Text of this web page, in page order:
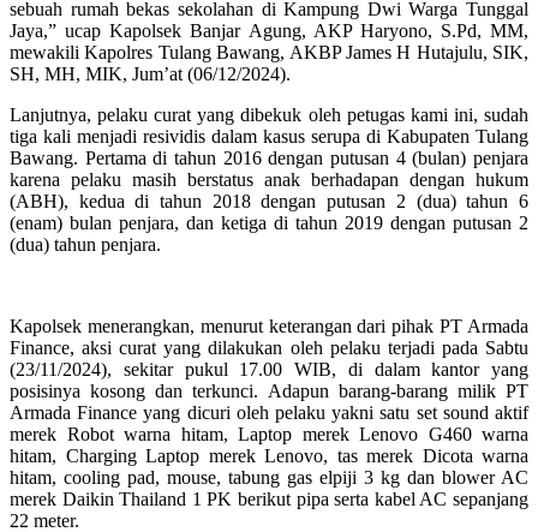
sebuah rumah bekas sekolahan di Kampung Dwi Warga Tunggal
Jaya,” ucap Kapolsek Banjar Agung, AKP Haryono, S.Pd, MM,
mewakili Kapolres Tulang Bawang, AKBP James H Hutajulu, SIK,
SH, MH, MIK, Jum’at (06/12/2024).
Lanjutnya, pelaku curat yang dibekuk oleh petugas kami ini, sudah
tiga kali menjadi resividis dalam kasus serupa di Kabupaten Tulang
Bawang. Pertama di tahun 2016 dengan putusan 4 (bulan) penjara
karena pelaku masih berstatus anak berhadapan dengan hukum
(ABH), kedua di tahun 2018 dengan putusan 2 (dua) tahun 6
(enam) bulan penjara, dan ketiga di tahun 2019 dengan putusan 2
(dua) tahun penjara.
Kapolsek menerangkan, menurut keterangan dari pihak PT Armada
Finance, aksi curat yang dilakukan oleh pelaku terjadi pada Sabtu
(23/11/2024), sekitar pukul 17.00 WIB, di dalam kantor yang
posisinya kosong dan terkunci. Adapun barang-barang milik PT
Armada Finance yang dicuri oleh pelaku yakni satu set sound aktif
merek Robot warna hitam, Laptop merek Lenovo G460 warna
hitam, Charging Laptop merek Lenovo, tas merek Dicota warna
hitam, cooling pad, mouse, tabung gas elpiji 3 kg dan blower AC
merek Daikin Thailand 1 PK berikut pipa serta kabel AC sepanjang
22 meter.